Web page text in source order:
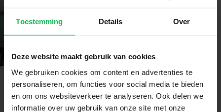
Toestemming Details Over
Deze website maakt gebruik van cookies
We gebruiken cookies om content en advertenties te
personaliseren, om functies voor social media te bieden
en om ons websiteverkeer te analyseren. Ook delen we
informatie over uw gebruik van onze site met onze